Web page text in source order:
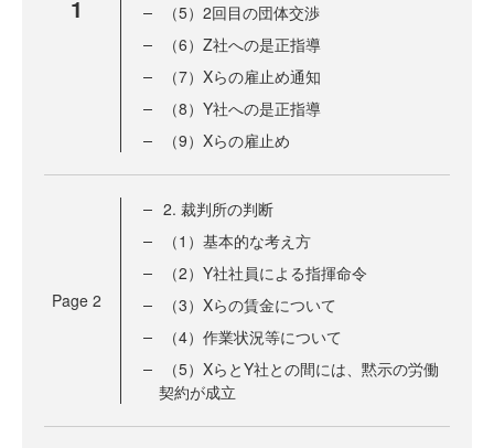
1
（5）2回目の団体交渉
（6）Z社への是正指導
（7）Xらの雇止め通知
（8）Y社への是正指導
（9）Xらの雇止め
Page 2
2. 裁判所の判断
（1）基本的な考え方
（2）Y社社員による指揮命令
（3）Xらの賃金について
（4）作業状況等について
（5）XらとY社との間には、黙示の労働
契約が成立